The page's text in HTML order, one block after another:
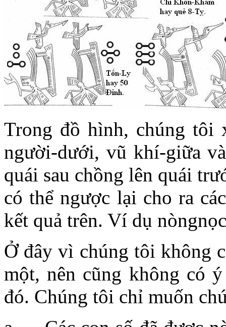
Trong đồ hình, chúng tôi
người-dưới, vũ khí-giữa
quái sau chồng lên quái
có thể ngược lại cho ra
kết quả trên. Ví dụ
Ở đây vì chúng tôi không
một, nên cũng không có
đó. Chúng tôi chỉ muốn